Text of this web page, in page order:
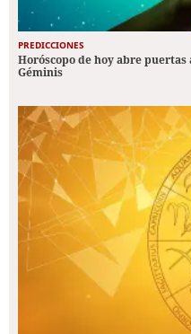
PREDICCIONES
Horóscopo de hoy abre
Géminis